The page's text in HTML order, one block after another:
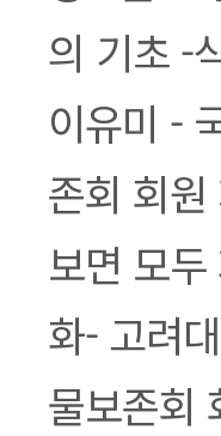
의 기초 -
이유미 -
존회 회
보면 모
화- 고려
물보존회